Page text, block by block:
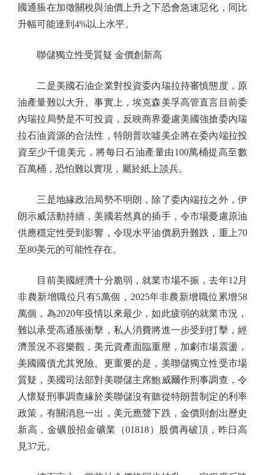
國通脹在加徵關稅與油價上升之下恐會急速惡化，同比
升幅可能達到4%以上水平。
聯儲獨立性受質疑 金價創新高
二是美國石油企業對投資委內瑞拉持審慎態度，原
油產量難以大升。事實上，埃克森美孚高管直言目前委
內瑞拉局勢是不可投資，反映商界憂慮美國強搶委內瑞
拉石油資源的合法性，特朗普吹噓美企將在委內端拉投
資至少千億美元，將每日石油產量由100萬桶提高至數
百萬桶，恐怕難以實現，屬於紙上談兵。
三是地緣政治局勢不明朗，除了委內端拉之外，伊
朗示威活動持續，美國若然真的插手，令市場憂慮原油
供應穩定性受到影響，令現水平油價易升難跌，重上70
至80美元的可能性存在。
目前美國經濟十分脆弱，就業市場不振，去年12月
非農新增職位只有5萬個，2025年非農新增職位累增58
萬個，為2020年疫情以來最少，如此疲弱的就業市況，
難以承受高通脹衝擊，私人消費將進一步受到打擊，經
濟景況不容樂觀，美元資產面臨重壓，加劇市場震盪，
美國國債尤其兇險。更重要的是，美聯儲獨立性受市場
質疑，美國司法部對美聯儲主席鮑威爾作刑事調查，令
人懷疑刑事調查緣於美聯儲沒有聽從特朗普制定的利率
政策，有關消息一出，美元應聲下跌，金價則創出歷史
新高，金礦股招金礦業（01818）股價再破頂，昨日高
見37元。